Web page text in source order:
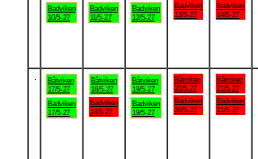
Badviken
10/5-27
Badviken
11/5-27
Badviken
12/5-27
Badviken
13/5-27
Badviken
14/5-27
Båtviken
17/5-27
Badviken
17/5-27
Båtviken
18/5-27
Badviken
18/5-27
Båtviken
19/5-27
Badviken
19/5-27
Båtviken
20/5-27
Badviken
20/5-27
Båtviken
21/5-27
Badviken
21/5-27